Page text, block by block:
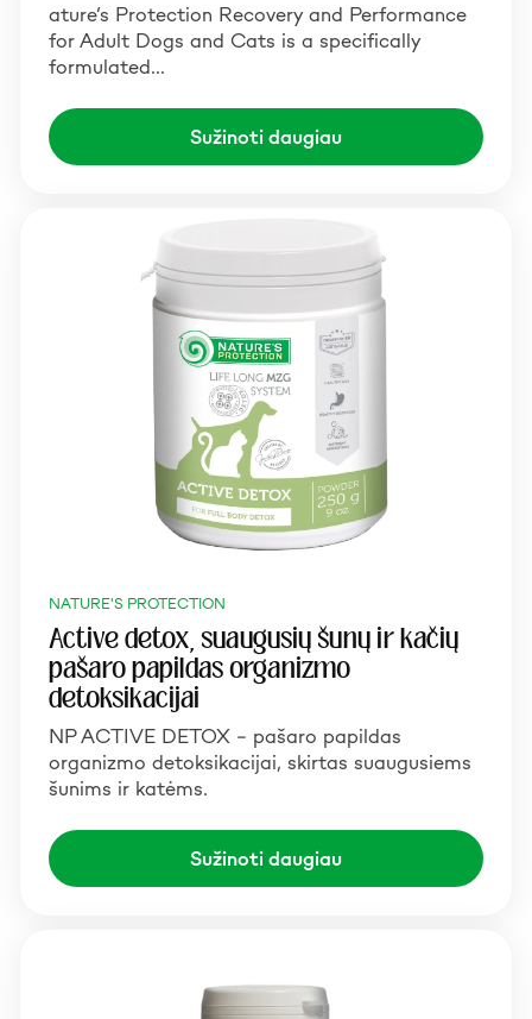
ature’s Protection Recovery and Performance
for Adult Dogs and Cats is a specifically
formulated…
Sužinoti daugiau
NATURE'S PROTECTION
Active detox, suaugusių šunų ir kačių
pašaro papildas organizmo
detoksikacijai
NP ACTIVE DETOX – pašaro papildas
organizmo detoksikacijai, skirtas suaugusiems
šunims ir katėms.
Sužinoti daugiau